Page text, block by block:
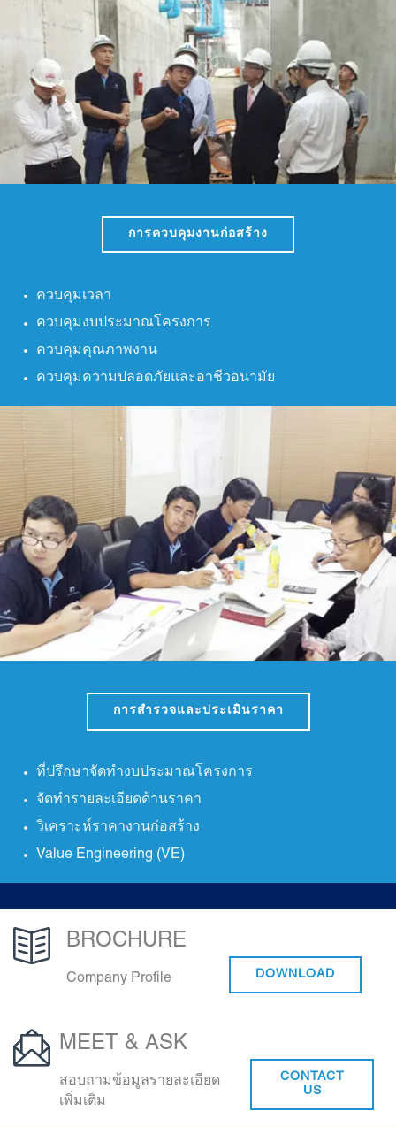

การควบคุมงานก่อสร้าง
ควบคุมเวลา
ควบคุมงบประมาณโครงการ
ควบคุมคุณภาพงาน
ควบคุมความปลอดภัยและอาชีวอนามัย

การสำรวจและประเมินราคา
ที่ปรึกษาจัดทำงบประมาณโครงการ
จัดทำรายละเอียดด้านราคา
วิเคราะห์ราคางานก่อสร้าง
Value Engineering (VE)
 BROCHURE
Company Profile DOWNLOAD
 MEET & ASK
สอบถามข้อมูลรายละเอียด
เพิ่มเติม
CONTACT
US